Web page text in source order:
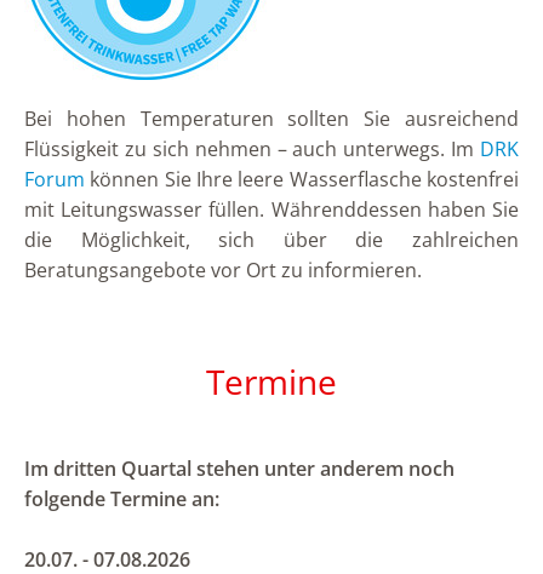
Bei hohen Temperaturen sollten Sie ausreichend
Flüssigkeit zu sich nehmen – auch unterwegs. Im DRK
Forum können Sie Ihre leere Wasserflasche kostenfrei
mit Leitungswasser füllen. Währenddessen haben Sie
die Möglichkeit, sich über die zahlreichen
Beratungsangebote vor Ort zu informieren.
Termine
Im dritten Quartal stehen unter anderem noch
folgende Termine an:
20.07. - 07.08.2026